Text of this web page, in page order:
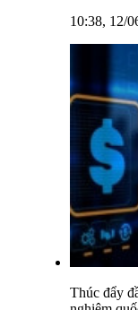
10:38, 12/
Thúc đẩy